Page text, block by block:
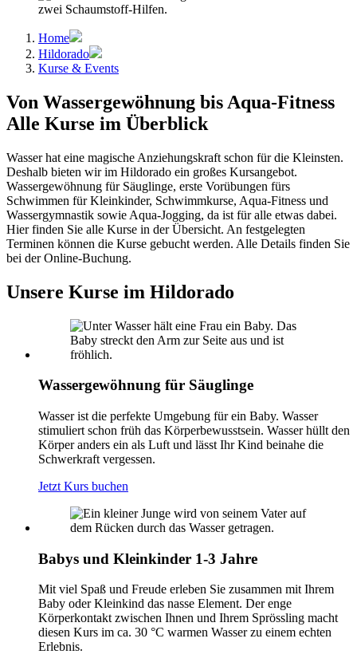
Home
Hildorado
Kurse & Events
Von Wassergewöhnung bis Aqua-Fitness
Alle Kurse im Überblick
Wasser hat eine magische Anziehungskraft schon für die Kleinsten.
Deshalb bieten wir im Hildorado ein großes Kursangebot.
Wassergewöhnung für Säuglinge, erste Vorübungen fürs
Schwimmen für Kleinkinder, Schwimmkurse, Aqua-Fitness und
Wassergymnastik sowie Aqua-Jogging, da ist für alle etwas dabei.
Hier finden Sie alle Kurse in der Übersicht. An festgelegten
Terminen können die Kurse gebucht werden. Alle Details finden Sie
bei der Online-Buchung.
Unsere Kurse im Hildorado
Wassergewöhnung für Säuglinge
Wasser ist die perfekte Umgebung für ein Baby. Wasser
stimuliert schon früh das Körperbewusstsein. Wasser hüllt den
Körper anders ein als Luft und lässt Ihr Kind beinahe die
Schwerkraft vergessen.
Jetzt Kurs buchen
Babys und Kleinkinder 1-3 Jahre
Mit viel Spaß und Freude erleben Sie zusammen mit Ihrem
Baby oder Kleinkind das nasse Element. Der enge
Körperkontakt zwischen Ihnen und Ihrem Sprössling macht
diesen Kurs im ca. 30 °C warmen Wasser zu einem echten
Erlebnis.